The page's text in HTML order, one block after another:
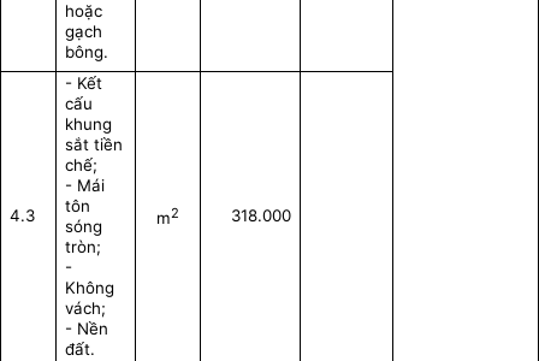
hoặc
gạch
bông.
4.3
- Kết
cấu
khung
sắt tiền
chế;
- Mái
tôn
sóng
tròn;
-
Không
vách;
- Nền
đất.
m2 318.000